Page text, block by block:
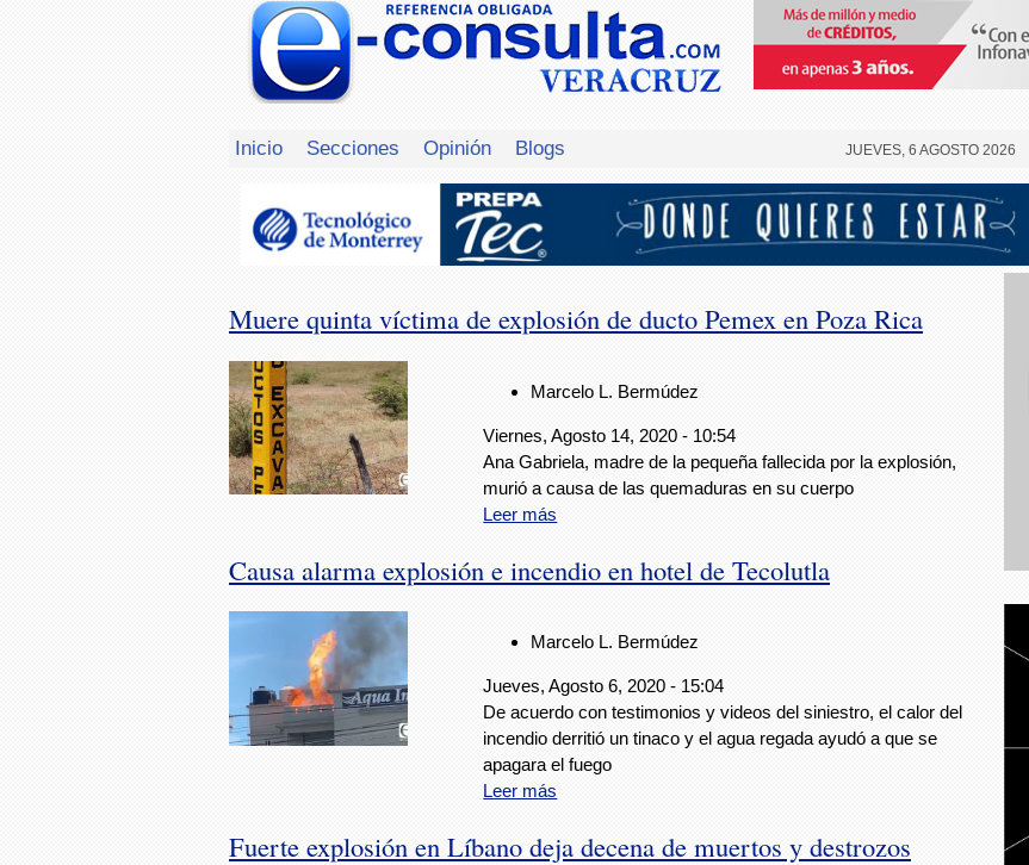
Inicio Secciones Opinión Blogs JUEVES, 6 AGOSTO 2026
Muere quinta víctima de explosión de ducto Pemex en Poza Rica
Marcelo L. Bermúdez
Viernes, Agosto 14, 2020 - 10:54
Ana Gabriela, madre de la pequeña fallecida por la explosión,
murió a causa de las quemaduras en su cuerpo
Leer más
Causa alarma explosión e incendio en hotel de Tecolutla
Marcelo L. Bermúdez
Jueves, Agosto 6, 2020 - 15:04
De acuerdo con testimonios y videos del siniestro, el calor del
incendio derritió un tinaco y el agua regada ayudó a que se
apagara el fuego
Leer más
Fuerte explosión en Líbano deja decena de muertos y destrozos